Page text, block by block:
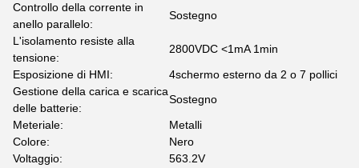
Controllo della corrente in
anello parallelo:
Sostegno
L'isolamento resiste alla
tensione:
2800VDC <1mA 1min
Esposizione di HMI:
4schermo esterno da 2 o 7 pollici
Gestione della carica e scarica
delle batterie:
Sostegno
Meteriale:
Metalli
Colore:
Nero
Voltaggio:
563.2V